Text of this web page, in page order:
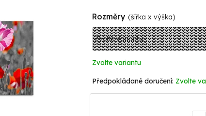
Rozměry (šířka x výška)
Zvolte variantu
Zvolte